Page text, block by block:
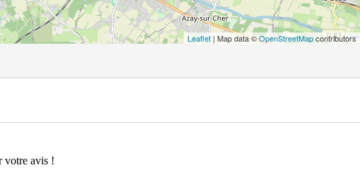
Leaflet | Map data ©OpenStreetMapcontributors
votre avis !